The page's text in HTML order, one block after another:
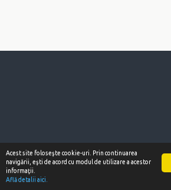
Acest site foloseşte cookie-uri. Prin continuarea
navigării, eşti de acord cu modul de utilizare a acestor
informaţii.
Află detalii aici.